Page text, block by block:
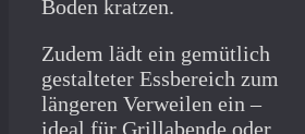
Boden kratzen.
Zudem lädt ein gemütlich
gestalteter Essbereich zum
längeren Verweilen ein –
ideal für Grillabende oder